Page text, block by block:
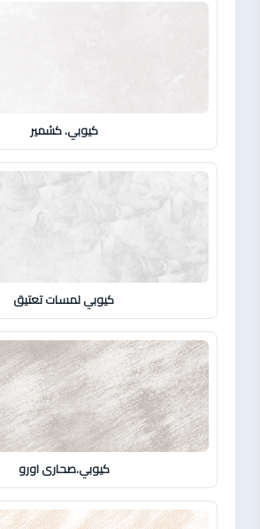
كيوبي. كشمير
كيوبي لمسات تعتيق
كيوبي.صحارى اورو